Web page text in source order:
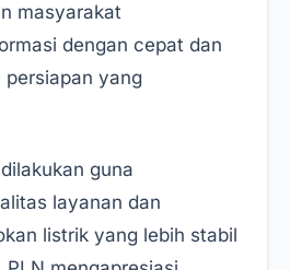
masyarakat
dengan cepat dan
yang
guna
layanan dan
listrik yang lebih stabil